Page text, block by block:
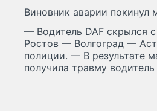
Виновник аварии покинул
— Водитель DAF скрылся
Ростов — Волгоград —
полиции. — В результате
получила травму водитель